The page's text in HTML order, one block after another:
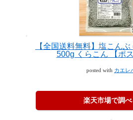
【全国送料無料】塩こん
500g くらこん 【ポス
posted with カエレ
楽天市場で調べ